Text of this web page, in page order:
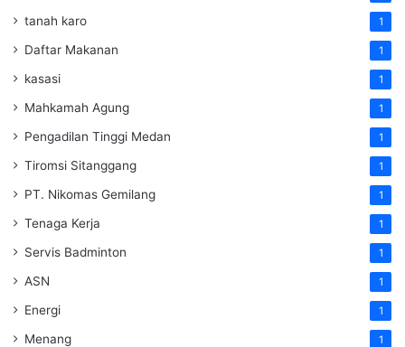
tanah karo 1
Daftar Makanan 1
kasasi 1
Mahkamah Agung 1
Pengadilan Tinggi Medan 1
Tiromsi Sitanggang 1
PT. Nikomas Gemilang 1
Tenaga Kerja 1
Servis Badminton 1
ASN 1
Energi 1
Menang 1